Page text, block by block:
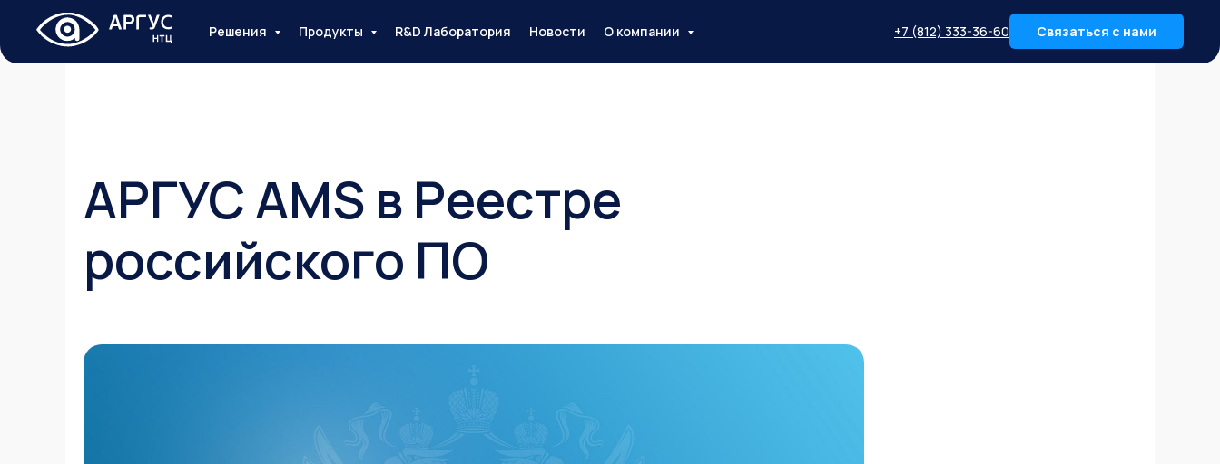
Решения Продукты R&D Лаборатория Новости О компании +7 (812) 333-36-60 Связаться с нами
АРГУС AMS в Реестре
российского ПО